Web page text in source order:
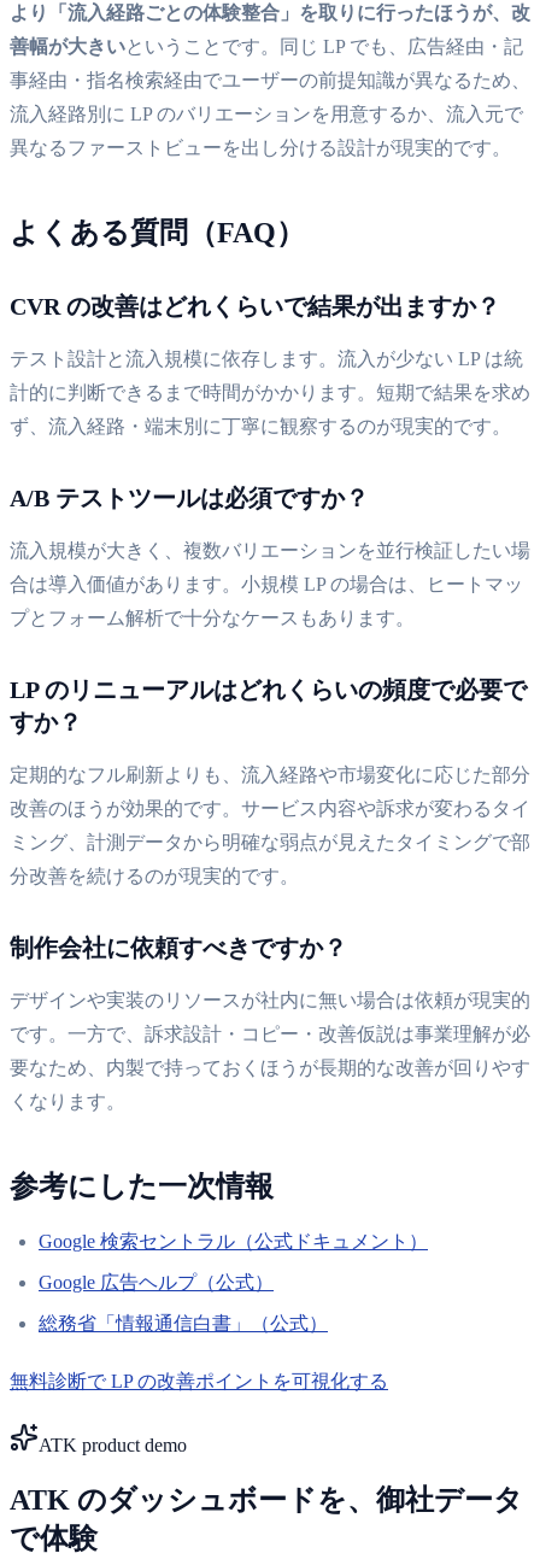
より「流入経路ごとの体験整合」を取りに行ったほうが、改
善幅が大きいということです。同じ LP でも、広告経由・記
事経由・指名検索経由でユーザーの前提知識が異なるため、
流入経路別に LP のバリエーションを用意するか、流入元で
異なるファーストビューを出し分ける設計が現実的です。
よくある質問（FAQ）
CVR の改善はどれくらいで結果が出ますか？
テスト設計と流入規模に依存します。流入が少ない LP は統
計的に判断できるまで時間がかかります。短期で結果を求め
ず、流入経路・端末別に丁寧に観察するのが現実的です。
A/B テストツールは必須ですか？
流入規模が大きく、複数バリエーションを並行検証したい場
合は導入価値があります。小規模 LP の場合は、ヒートマッ
プとフォーム解析で十分なケースもあります。
LP のリニューアルはどれくらいの頻度で必要で
すか？
定期的なフル刷新よりも、流入経路や市場変化に応じた部分
改善のほうが効果的です。サービス内容や訴求が変わるタイ
ミング、計測データから明確な弱点が見えたタイミングで部
分改善を続けるのが現実的です。
制作会社に依頼すべきですか？
デザインや実装のリソースが社内に無い場合は依頼が現実的
です。一方で、訴求設計・コピー・改善仮説は事業理解が必
要なため、内製で持っておくほうが長期的な改善が回りやす
くなります。
参考にした一次情報
Google 検索セントラル（公式ドキュメント）
Google 広告ヘルプ（公式）
総務省「情報通信白書」（公式）
無料診断で LP の改善ポイントを可視化する
ATK product demo
ATK のダッシュボードを、御社データ
で体験